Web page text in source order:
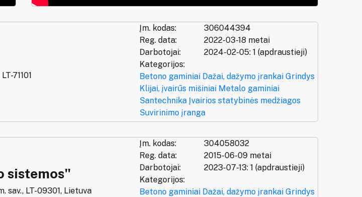
71101
Įm. kodas:
306044394
Reg. data:
2022-03-18 metai
Darbotojai:
2024-02-05: 1 (apdraustieji)
Kategorijos:
Betono gaminiai Dažai, dažymo įrankai Grindys
Klijai, įvairūs mišiniai Metalo gaminiai
Santechnika Įvairios statybinės medžiagos
Suvirinimo įranga
sistemos"
sav., LT-09301, Lietuva
Įm. kodas:
304058032
Reg. data:
2015-06-09 metai
Darbotojai:
2023-07-13: 1 (apdraustieji)
Kategorijos:
Betono gaminiai Dažai, dažymo įrankai Grindys